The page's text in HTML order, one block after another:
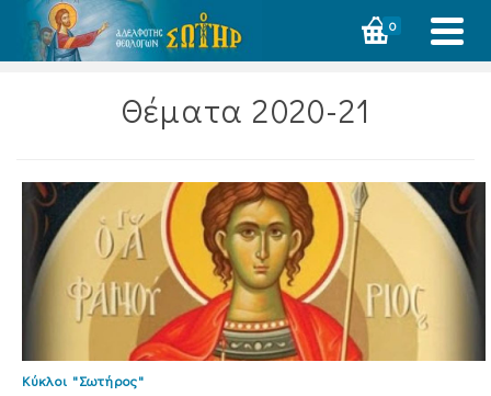
0
Θέματα 2020-21
Κύκλοι "Σωτήρος"